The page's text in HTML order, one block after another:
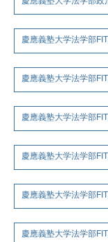
慶應義塾大学法学部
慶應義塾大学法学部
慶應義塾大学法学部
慶應義塾大学法学部
慶應義塾大学法学部
慶應義塾大学法学部